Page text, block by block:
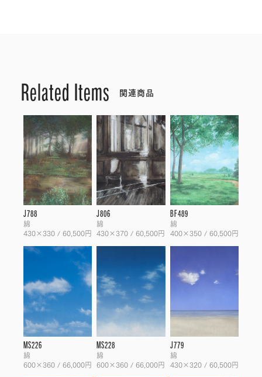
Related Items 関連商品
J788
綿
430×330 / 60,500円
J806
綿
430×370 / 60,500円
BF489
綿
400×350 / 60,500円
MS226
綿
600×360 / 66,000円
MS228
綿
600×360 / 66,000円
J779
綿
430×320 / 60,500円